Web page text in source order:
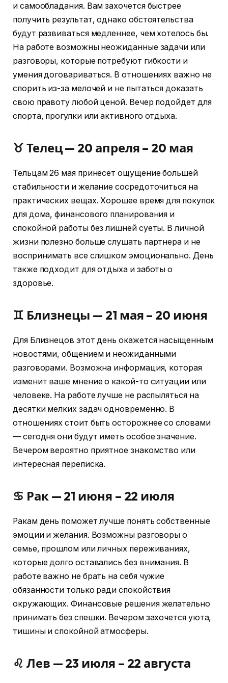
и самообладания. Вам захочется быстрее
получить результат, однако обстоятельства
будут развиваться медленнее, чем хотелось бы.
На работе возможны неожиданные задачи или
разговоры, которые потребуют гибкости и
умения договариваться. В отношениях важно не
спорить из-за мелочей и не пытаться доказать
свою правоту любой ценой. Вечер подойдет для
спорта, прогулки или активного отдыха.
♉ Телец — 20 апреля – 20 мая
Тельцам 26 мая принесет ощущение большей
стабильности и желание сосредоточиться на
практических вещах. Хорошее время для покупок
для дома, финансового планирования и
спокойной работы без лишней суеты. В личной
жизни полезно больше слушать партнера и не
воспринимать все слишком эмоционально. День
также подходит для отдыха и заботы о
здоровье.
♊ Близнецы — 21 мая – 20 июня
Для Близнецов этот день окажется насыщенным
новостями, общением и неожиданными
разговорами. Возможна информация, которая
изменит ваше мнение о какой-то ситуации или
человеке. На работе лучше не распыляться на
десятки мелких задач одновременно. В
отношениях стоит быть осторожнее со словами
— сегодня они будут иметь особое значение.
Вечером вероятно приятное знакомство или
интересная переписка.
♋ Рак — 21 июня – 22 июля
Ракам день поможет лучше понять собственные
эмоции и желания. Возможны разговоры о
семье, прошлом или личных переживаниях,
которые долго оставались без внимания. В
работе важно не брать на себя чужие
обязанности только ради спокойствия
окружающих. Финансовые решения желательно
принимать без спешки. Вечером захочется уюта,
тишины и спокойной атмосферы.
♌ Лев — 23 июля – 22 августа